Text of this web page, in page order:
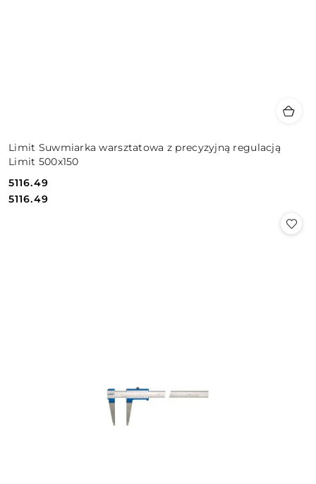
Limit Suwmiarka warsztatowa z precyzyjną regulacją
Limit 500x150
Cena:
5116.49
Cena:
5116.49